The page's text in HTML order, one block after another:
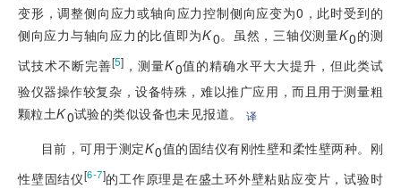
变形，调整侧向应力或轴向应力控制侧向应变为0，此时受到的
侧向应力与轴向应力的比值即为K0。虽然，三轴仪测量K0的测
试技术不断完善[5] ，测量K0值的精确水平大大提升，但此类试
验仪器操作较复杂，设备特殊，难以推广应用，而且用于测量粗
颗粒土K0试验的类似设备也未见报道。 译
目前，可用于测定K0值的固结仪有刚性壁和柔性壁两种。刚
性壁固结仪[6-7]的工作原理是在盛土环外壁粘贴应变片，试验时